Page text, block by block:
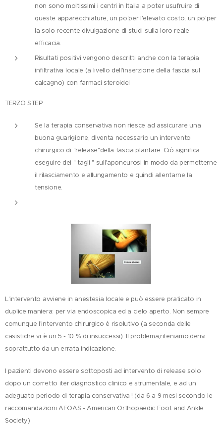
non sono moltissimi i centri in Italia a poter usufruire di
queste apparecchiature, un po'per l'elevato costo, un po'per
la solo recente divulgazione di studi sulla loro reale
efficacia.
Risultati positivi vengono descritti anche con la terapia
infiltrativa locale (a livello dell'inserzione della fascia sul
calcagno) con farmaci steroidei
TERZO STEP
Se la terapia conservativa non riesce ad assicurare una
buona guarigione, diventa necessario un intervento
chirurgico di "release"della fascia plantare. Ciò significa
eseguire dei " tagli " sull'aponeurosi in modo da permetterne
il rilasciamento e allungamento e quindi allentarne la
tensione.
L'intervento avviene in anestesia locale e può essere praticato in
duplice maniera: per via endoscopica ed a cielo aperto. Non sempre
comunque l'intervento chirurgico è risolutivo (a seconda delle
casistiche vi è un 5 - 10 % di insuccessi). Il problema,riteniamo,derivi
soprattutto da un errata indicazione.
I pazienti devono essere sottoposti ad intervento di release solo
dopo un corretto iter diagnostico clinico e strumentale, e ad un
adeguato periodo di terapia conservativa ! (da 6 a 9 mesi secondo le
raccomandazioni AFOAS - American Orthopaedic Foot and Ankle
Society)